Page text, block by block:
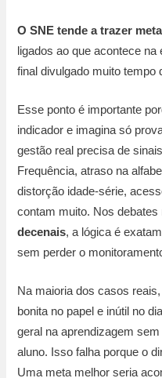
O SNE tende a trazer
ligados ao que acontece
final divulgado muito tempo
Esse ponto é importante
indicador e imagina só
gestão real precisa de
Frequência, atraso na
distorção idade-série,
contam muito. Nos
decenais, a lógica é
sem perder o
Na maioria dos casos
bonita no papel e inútil no
geral na aprendizagem
aluno. Isso falha porque o
Uma meta melhor seria